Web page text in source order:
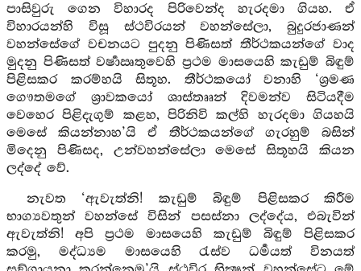
පාසිවුරු ගෙන විහාරද පිරිවෙන්ද හැරදමා ගියහ. ඒ
විහාරයන්හි විසූ ස්ථවිරයන් වහන්සේලා, බුදුරජාණන්
වහන්සේගේ වචනයට පුදනු පිණිසත් තීර්ථකයන්ගේ වාද
මුදනු පිණිසත් වර්‍ෂාඍතුවෙහි ප්‍රථම මාසයෙහි කැඩුම් බිඳුම්
පිළිසකර කරම්හයි සිතූහ. තීර්ථකයෝ වනාහි ‘ශ්‍රමණ
ගෞතමගේ ශ්‍රාවකයෝ ශාස්තෲන් දිවමන්ව සිටියදීම
වෙහෙර පිළිදැගුම් කළහ, පිරිනිවි කල්හි හැරදමා ගියහයි
මෙසේ කියන්නාහ’යි ඒ තීර්ථකයන්ගේ ගැරහුම් බසින්
මිදෙනු පිණිසද, උන්වහන්සේලා මෙසේ සිතූහයි කියන
ලද්දේ වේ.
නැවත ‘ඇවැත්නි! කැඩුම් බිඳුම් පිළිසකර කිරීම
භාග්‍යවතුන් වහන්සේ විසින් පසස්නා ලද්දේය, එබැවින්
ඇවැත්නි! අපි ප්‍රථම මාසයෙහි කැඩුම් බිඳුම් පිළිසකර
කරමු, මද්ධ්‍යම මාසයෙහි රැස්ව ධර්‍මයත් විනයත්